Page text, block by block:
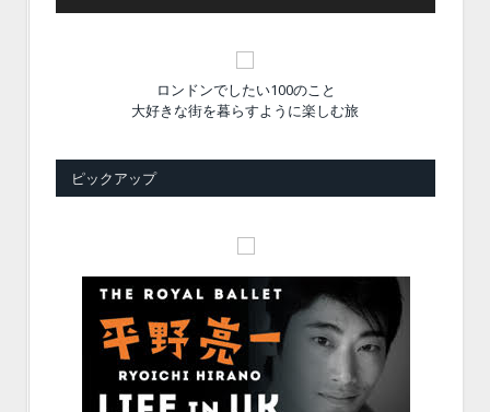
ロンドンでしたい100のこと
大好きな街を暮らすように楽しむ旅
ピックアップ